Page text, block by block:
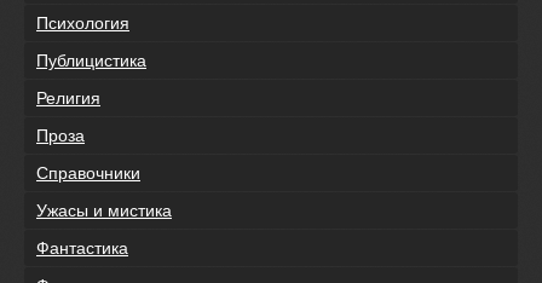
Психология
Публицистика
Религия
Проза
Справочники
Ужасы и мистика
Фантастика